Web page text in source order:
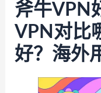
斧牛VPN
VPN对比
好？海外